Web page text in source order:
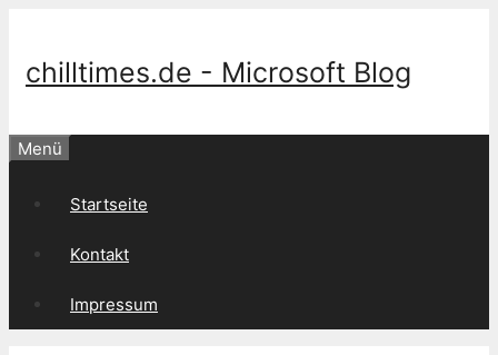
Inhalt
chilltimes.de - Microsoft Blog
Menü
Startseite
Kontakt
Impressum